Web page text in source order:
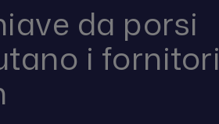
da porsi
i fornitori